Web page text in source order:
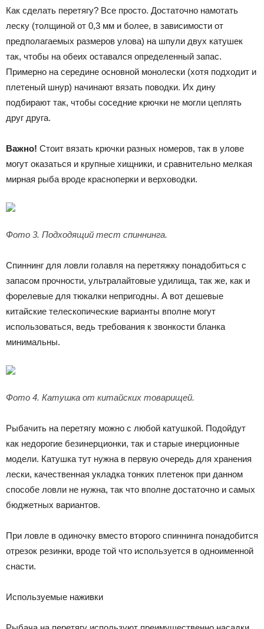
Как сделать перетягу? Все просто. Достаточно намотать
леску (толщиной от 0,3 мм и более, в зависимости от
предполагаемых размеров улова) на шпули двух катушек
так, чтобы на обеих оставался определенный запас.
Примерно на середине основной монолески (хотя подходит и
плетеный шнур) начинают вязать поводки. Их дину
подбирают так, чтобы соседние крючки не могли цеплять
друг друга.
Важно! Стоит вязать крючки разных номеров, так в улове
могут оказаться и крупные хищники, и сравнительно мелкая
мирная рыба вроде красноперки и верховодки.
Фото 3. Подходящий тест спиннинга.
Спиннинг для ловли голавля на перетяжку понадобиться с
запасом прочности, ультралайтовые удилища, так же, как и
форелевые для тюкалки непригодны. А вот дешевые
китайские телескопические варианты вполне могут
использоваться, ведь требования к звонкости бланка
минимальны.
Фото 4. Катушка от китайских товарищей.
Рыбачить на перетягу можно с любой катушкой. Подойдут
как недорогие безинерционки, так и старые инерционные
модели. Катушка тут нужна в первую очередь для хранения
лески, качественная укладка тонких плетенок при данном
способе ловли не нужна, так что вполне достаточно и самых
бюджетных вариантов.
При ловле в одиночку вместо второго спиннинга понадобится
отрезок резинки, вроде той что используется в одноименной
снасти.
Используемые наживки